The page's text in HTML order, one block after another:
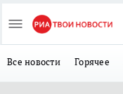
Все новости Горячее